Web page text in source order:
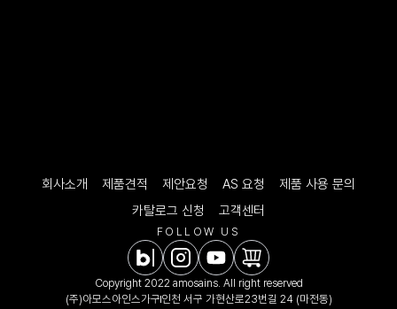
회사소개 제품견적 제안요청 AS 요청
제품 사용 문의
카탈로그 신청
고객센터
FOLLOW US
Copyright 2022 amosains. All right reserved
(주)아모스아인스가구인천 서구 가현산로23번길 24 (마전동)